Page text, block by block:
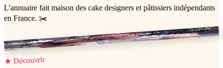
L'annuaire fait maison des cake designers et pâtissiers indépendants
en France. ✂️
Jessica & Jérémy ♡
★ Découvrir